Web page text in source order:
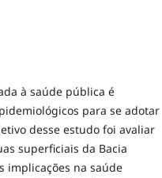
à saúde pública é
para se adotar
desse estudo foi avaliar
superficiais da Bacia
implicações na saúde